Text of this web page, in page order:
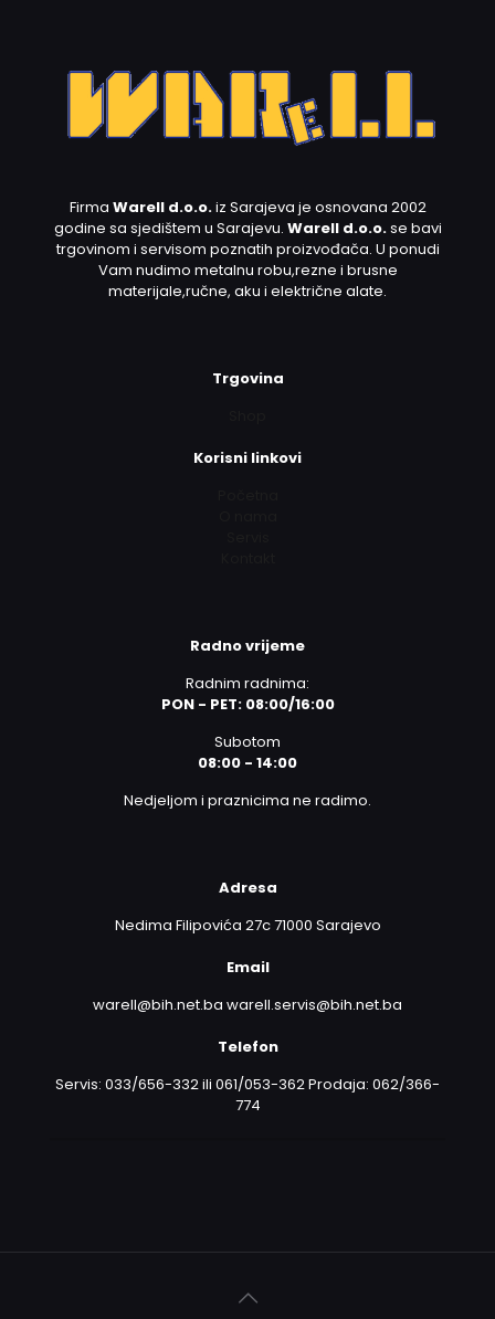
Firma Warell d.o.o.iz Sarajeva je osnovana 2002
godine sa sjedištem u Sarajevu. Warell d.o.o.se bavi
trgovinom i servisom poznatih proizvođača. U ponudi
Vam nudimo metalnu robu,rezne i brusne
materijale,ručne, aku i električne alate.
Trgovina
Korisni linkovi
Radno vrijeme
Radnim radnima:
PON - PET: 08:00/16:00
Subotom
08:00 - 14:00
Nedjeljom i praznicima ne radimo.
Adresa
Nedima Filipovića 27c 71000 Sarajevo
Email
warell@bih.net.ba warell.servis@bih.net.ba
Telefon
Servis: 033/656-332 ili 061/053-362 Prodaja: 062/366-
774